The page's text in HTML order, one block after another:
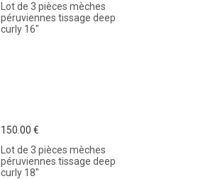
Lot de 3 pièces mèches
péruviennes tissage deep
curly 16"
Lot de 3 pièces mèches
péruviennes tissage deep
curly 18"
150.00 €